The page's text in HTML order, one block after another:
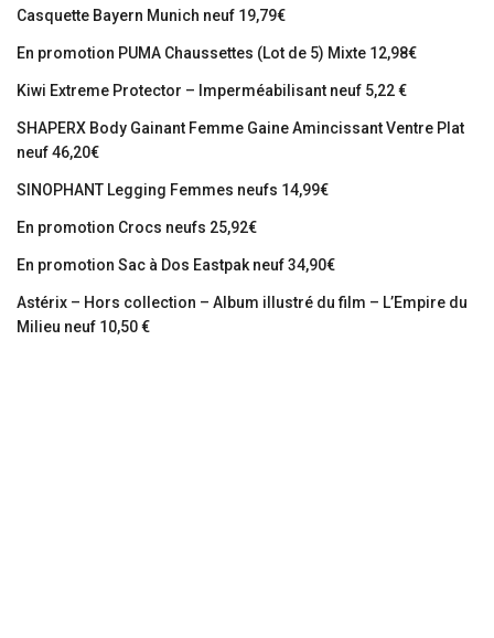
Casquette Bayern Munich neuf 19,79€
En promotion PUMA Chaussettes (Lot de 5) Mixte 12,98€
Kiwi Extreme Protector – Imperméabilisant neuf 5,22 €
SHAPERX Body Gainant Femme Gaine Amincissant Ventre Plat
neuf 46,20€
SINOPHANT Legging Femmes neufs 14,99€
En promotion Crocs neufs 25,92€
En promotion Sac à Dos Eastpak neuf 34,90€
Astérix – Hors collection – Album illustré du film – L’Empire du
Milieu neuf 10,50 €